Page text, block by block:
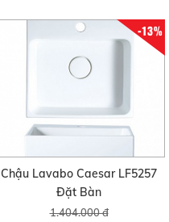
-13%
Chậu Lavabo Caesar LF5257
Đặt Bàn
1.404.000 đ